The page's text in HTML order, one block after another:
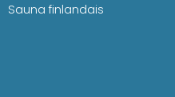
Sauna finlandais